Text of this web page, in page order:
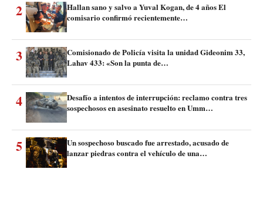
2
Hallan sano y salvo a Yuval Kogan, de 4 años El
comisario confirmó recientemente…
3
Comisionado de Policía visita la unidad Gideonim 33,
Lahav 433: «Son la punta de…
4
Desafío a intentos de interrupción: reclamo contra tres
sospechosos en asesinato resuelto en Umm…
5
Un sospechoso buscado fue arrestado, acusado de
lanzar piedras contra el vehículo de una…